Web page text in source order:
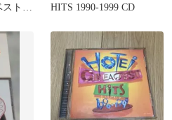
ト
HITS 1990-1999 CD